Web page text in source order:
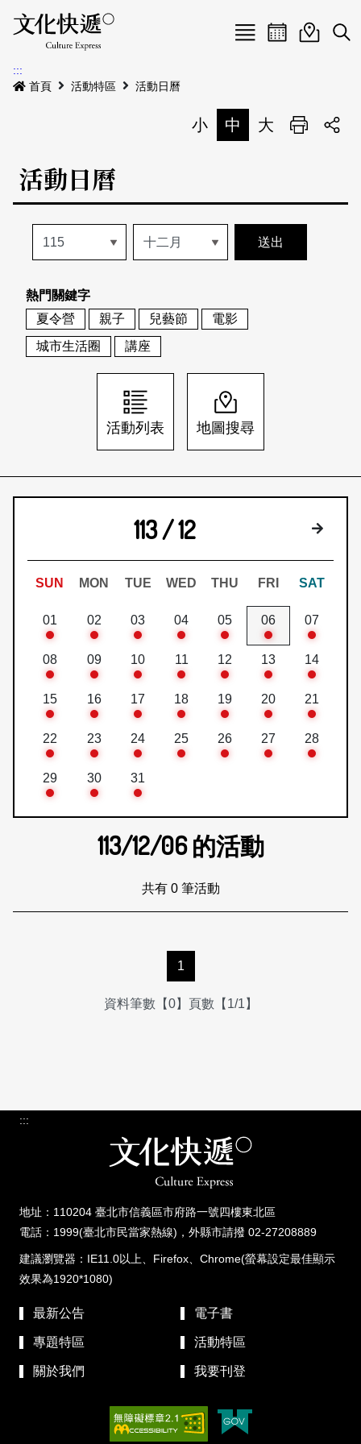
Menu
最新公告
本期專題
歷史專題
活動特區
活動列表
地圖搜尋
關於我們
關於我們
刊物索取地點
會員基本資料
刊登活動
網站導覽 English
日本語 登入/註冊
活動日曆活動地圖
展
:::
首頁
活動特區 活動日曆
小 中 大 列印
活動日曆
熱門關鍵字
夏令營
親子 兒藝節
電影
城市生活圈
講座
活動列表 地圖搜尋
113 / 12 下個月
SUN MON TUE WED THU FRI SAT
01 02 03 04 05 06 07
08 09 10 11 12 13 14
15 16 17 18 19 20 21
22 23 24 25 26 27 28
29 30 31
113/12/06的活動
共有 0 筆活動
1
資料筆數【0】頁數【1/1】
:::
地址：110204 臺北市信義區市府路一號四樓東北區
電話：1999(臺北市民當家熱線)，外縣市請撥 02-27208889
建議瀏覽器：IE11.0以上、Firefox、Chrome(螢幕設定最佳顯示
效果為1920*1080)
最新公告 電子書
專題特區 活動特區
關於我們 我要刊登